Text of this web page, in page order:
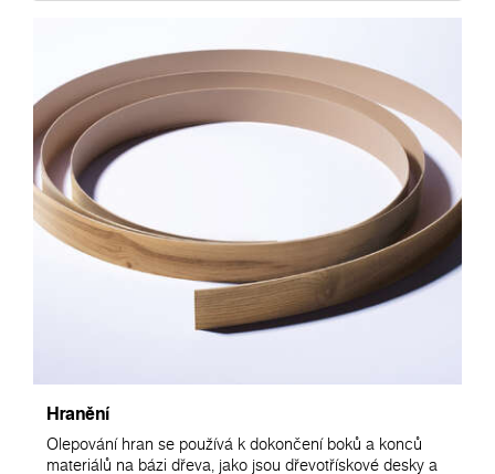
Hranění
Olepování hran se používá k dokončení boků a konců
materiálů na bázi dřeva, jako jsou dřevotřískové desky a